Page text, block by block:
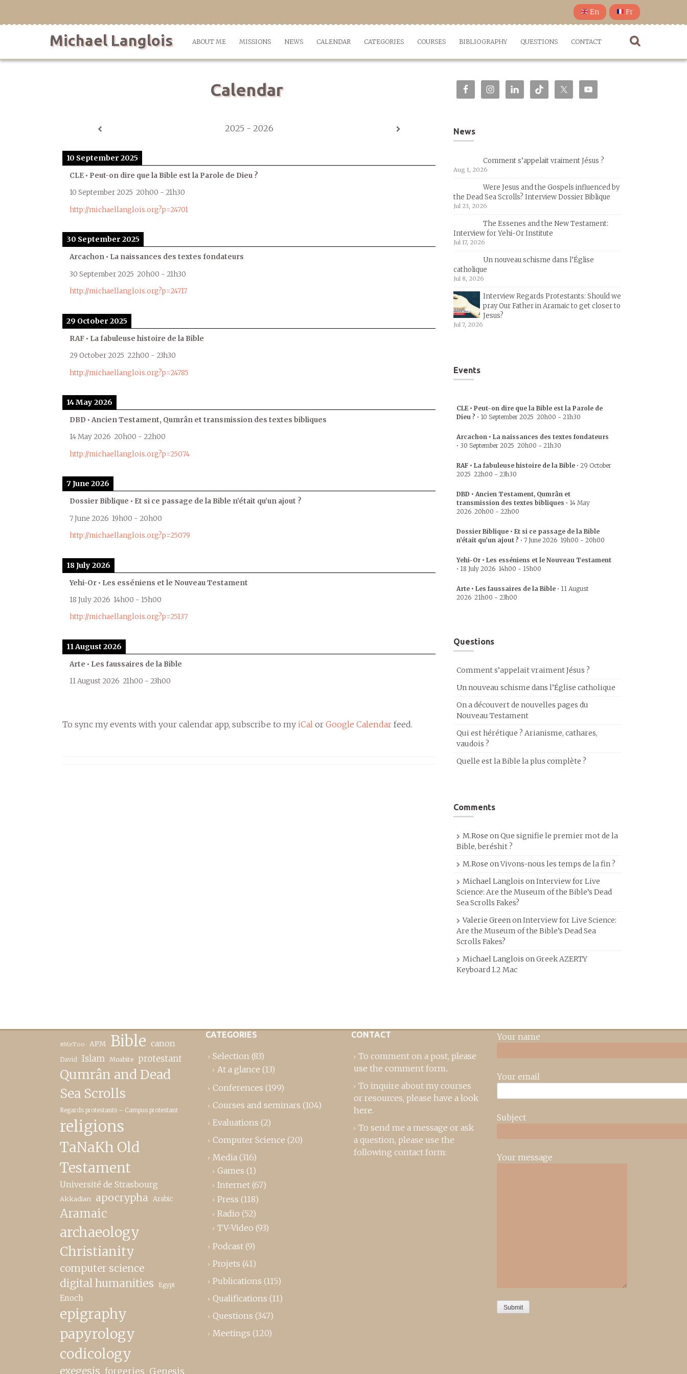
En Fr
Michael Langlois ABOUT ME MISSIONS NEWS CALENDAR CATEGORIES COURSES BIBLIOGRAPHY QUESTIONS CONTACT
Calendar
2025 - 2026
10 September 2025
CLE • Peut-on dire que la Bible est la Parole de Dieu ?
10 September 2025 20h00 - 21h30
http://michaellanglois.org?p=24701
30 September 2025
Arcachon • La naissances des textes fondateurs
30 September 2025 20h00 - 21h30
http://michaellanglois.org?p=24717
29 October 2025
RAF • La fabuleuse histoire de la Bible
29 October 2025 22h00 - 23h30
http://michaellanglois.org?p=24785
14 May 2026
DBD • Ancien Testament, Qumrân et transmission des textes bibliques
14 May 2026 20h00 - 22h00
http://michaellanglois.org?p=25074
7 June 2026
Dossier Biblique • Et si ce passage de la Bible n’était qu’un ajout ?
7 June 2026 19h00 - 20h00
http://michaellanglois.org?p=25079
18 July 2026
Yehi-Or • Les esséniens et le Nouveau Testament
18 July 2026 14h00 - 15h00
http://michaellanglois.org?p=25137
11 August 2026
Arte • Les faussaires de la Bible
11 August 2026 21h00 - 23h00
To sync my events with your calendar app, subscribe to my iCal or Google Calendar feed.
News
Comment s’appelait vraiment Jésus ?
Aug 1, 2026
Were Jesus and the Gospels influenced by
the Dead Sea Scrolls? Interview Dossier Biblique
Jul 23, 2026
The Essenes and the New Testament:
Interview for Yehi-Or Institute
Jul 17, 2026
Un nouveau schisme dans l’Église
catholique
Jul 8, 2026
Interview Regards Protestants: Should we
pray Our Father in Aramaic to get closer to
Jesus?
Jul 7, 2026
Events
CLE • Peut-on dire que la Bible est la Parole de
Dieu ? • 10 September 2025 20h00 - 21h30
Arcachon • La naissances des textes fondateurs
• 30 September 2025 20h00 - 21h30
RAF • La fabuleuse histoire de la Bible • 29 October
2025 22h00 - 23h30
DBD • Ancien Testament, Qumrân et
transmission des textes bibliques • 14 May
2026 20h00 - 22h00
Dossier Biblique • Et si ce passage de la Bible
n’était qu’un ajout ? • 7 June 2026 19h00 - 20h00
Yehi-Or • Les esséniens et le Nouveau Testament
• 18 July 2026 14h00 - 15h00
Arte • Les faussaires de la Bible • 11 August
2026 21h00 - 23h00
Questions
Comment s’appelait vraiment Jésus ?
Un nouveau schisme dans l’Église catholique
On a découvert de nouvelles pages du
Nouveau Testament
Qui est hérétique ? Arianisme, cathares,
vaudois ?
Quelle est la Bible la plus complète ?
Comments
M.Rose onQue signifie le premier mot de la
Bible, beréshit ?
M.Rose onVivons-nous les temps de la fin ?
Michael Langlois onInterview for Live
Science: Are the Museum of the Bible’s Dead
Sea Scrolls Fakes?
Valerie GreenonInterview for Live Science:
Are the Museum of the Bible’s Dead Sea
Scrolls Fakes?
Michael Langlois onGreek AZERTY
Keyboard 1.2 Mac
#MeToo APM Bible canon
David Islam Moabite protestant
Qumrân and Dead
Sea Scrolls
Regards protestants – Campus protestant
religions
TaNaKh Old
Testament
Université de Strasbourg
Akkadian apocrypha Arabic
Aramaic
archaeology
Christianity
computer science
digital humanities Egypt
Enoch
epigraphy
papyrology
codicology
exegesis forgeries Genesis
CATEGORIES
Selection (83)
At a glance (13)
Conferences (199)
Courses and seminars (104)
Evaluations (2)
Computer Science (20)
Media (316)
Games (1)
Internet (67)
Press (118)
Radio (52)
TV-Video (93)
Podcast (9)
Projets (41)
Publications (115)
Qualifications (11)
Questions (347)
Meetings (120)
CONTACT
To comment on a post, please
use the comment form..
To inquire about my courses
or resources, please have a look
here.
To send me a message or ask
a question, please use the
following contact form:
Your name
Your email
Subject
Your message